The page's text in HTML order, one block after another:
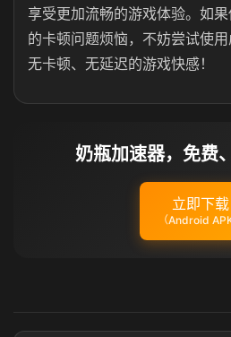
享受更加流畅的游戏体验。如果
的卡顿问题烦恼，不妨尝试使
无卡顿、无延迟的游戏快感！
奶瓶加速器，免费
立即下载
（Android APK